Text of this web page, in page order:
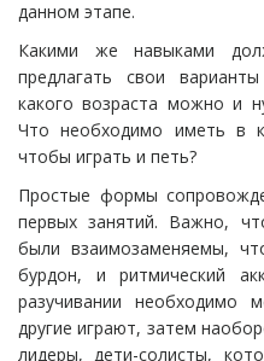
данном этапе.
Какими же навыками
предлагать свои
какого возраста можно и
Что необходимо иметь в
чтобы играть и петь?
Простые формы
первых занятий. Важно,
были взаимозаменяемы,
бурдон, и ритмический
разучивании необходимо
другие играют, затем
лидеры, дети-солисты,